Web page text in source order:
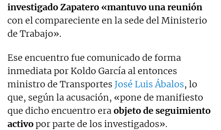
investigado Zapatero «mantuvo una reunión
con el compareciente en la sede del Ministerio
de Trabajo».
Ese encuentro fue comunicado de forma
inmediata por Koldo García al entonces
ministro de Transportes José Luis Ábalos, lo
que, según la acusación, «pone de manifiesto
que dicho encuentro eraobjeto de seguimiento
activopor parte de los investigados».